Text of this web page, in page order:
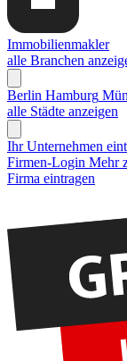
Immobilienmakler
alle Branchen
Berlin Hamburg
alle Städte anzeigen
Ihr Unternehmen
Firmen-Login Mehr
Firma eintragen